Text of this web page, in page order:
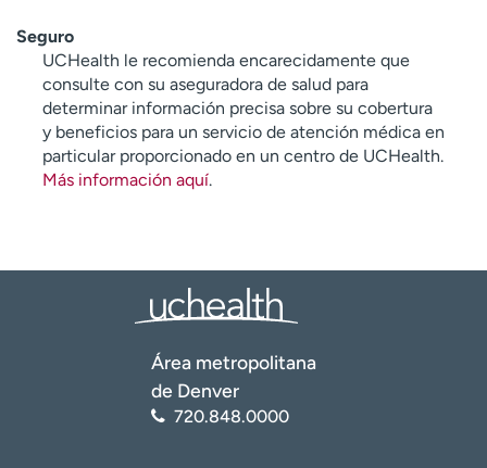
Seguro
UCHealth le recomienda encarecidamente que
consulte con su aseguradora de salud para
determinar información precisa sobre su cobertura
y beneficios para un servicio de atención médica en
particular proporcionado en un centro de UCHealth.
Más información aquí.
Área metropolitana
de Denver
720.848.0000